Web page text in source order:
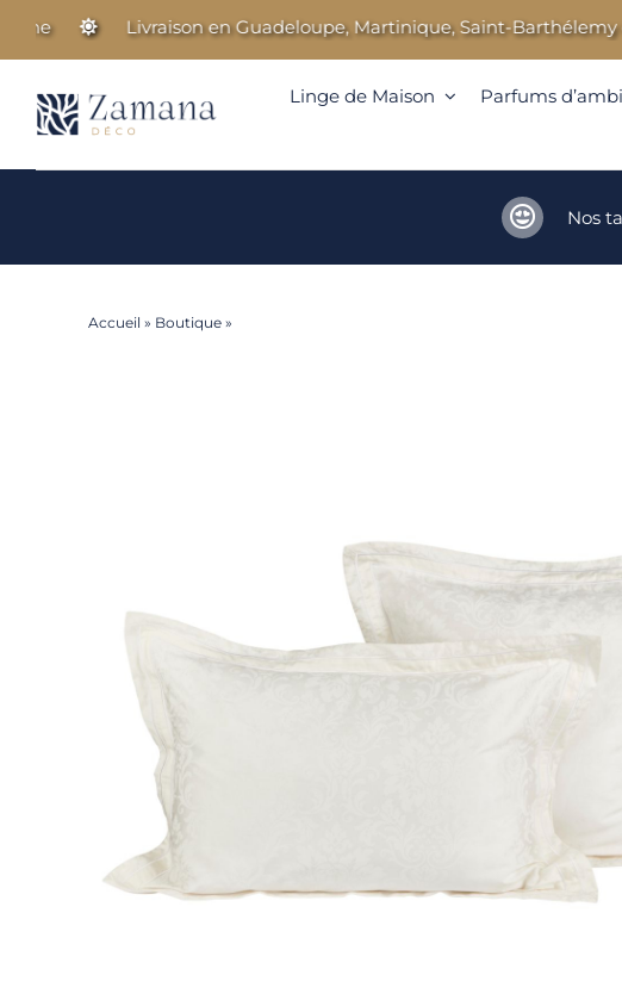
Livraison en Guadeloupe, Martinique, Saint-Barthélemy et
Linge de Maison Parfums
Nos
Accueil » Boutique»